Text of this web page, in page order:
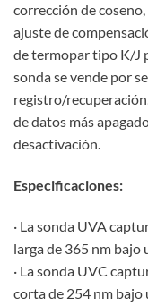
corrección de
ajuste de
de termopar tipo K/J
sonda se vende por
registro/
de datos más
desactivación.
Especificaciones:
· La sonda UVA
larga de 365 nm bajo
· La sonda UVC
corta de 254 nm bajo